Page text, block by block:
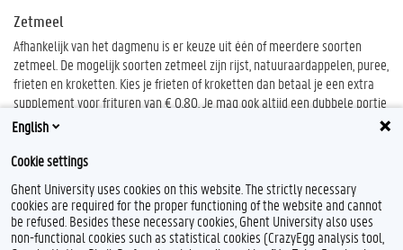
Zetmeel
Afhankelijk van het dagmenu is er keuze uit één of meerdere soorten
zetmeel. De mogelijk soorten zetmeel zijn rijst, natuuraardappelen, puree,
frieten en kroketten. Kies je frieten of kroketten dan betaal je een extra
supplement voor frituren van € 0,80. Je mag ook altijd een dubbele portie
groenten vragen in plaats van zetmeel of een dubbele portie zetmeel in
plaats van groenten.
English
Cookie settings
Ghent University uses cookies on this website. The strictly necessary
cookies are required for the proper functioning of the website and cannot
be refused. Besides these necessary cookies, Ghent University also uses
non-functional cookies such as statistical cookies (CrazyEgg analysis tool,